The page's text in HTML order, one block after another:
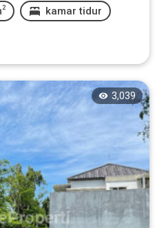
2 kamar tidur
3,039